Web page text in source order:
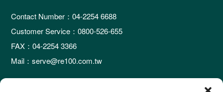
Contact Number：04-2254 6688
Customer Service：0800-526-655
FAX：04-2254 3366
Mail：serve@re100.com.tw